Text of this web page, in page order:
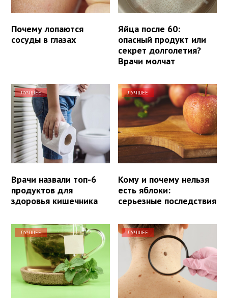
Почему лопаются
сосуды в глазах
Яйца после 60:
опасный продукт или
секрет долголетия?
Врачи молчат
ЛУЧШЕЕ
Врачи назвали топ-6
продуктов для
здоровья кишечника
ЛУЧШЕЕ
Кому и почему нельзя
есть яблоки:
серьезные последствия
ЛУЧШЕЕ ЛУЧШЕЕ